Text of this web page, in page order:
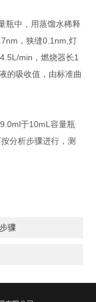
瓶中，用蒸馏水稀释
，狭缝0.1nm,灯
min，燃烧器长1
的吸收值，由标准曲
于10mL容量瓶
分析步骤进行，测
骤